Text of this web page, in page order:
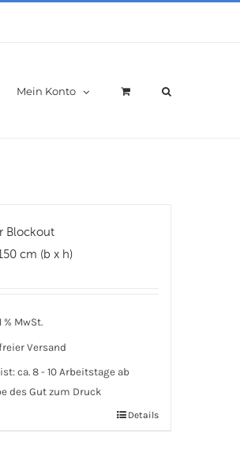
Mein Konto
Blockout
cm (b x h)
% MwSt.
Versand
ca. 8 - 10 Arbeitstage ab
des Gut zum Druck
Details